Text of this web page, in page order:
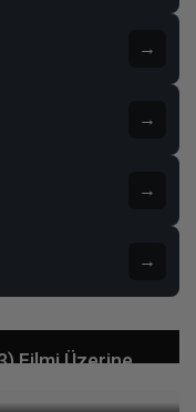
→
→
→
→
Filmi Üzerine